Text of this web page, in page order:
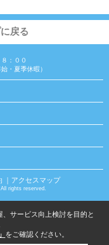
戻る
：００
・夏季休暇）
｜アクセスマップ
rights reserved.
サービス向上検討を目的と
をご確認ください。